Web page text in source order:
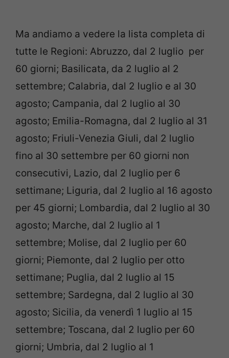
Ma andiamo a vedere la lista completa di
tutte le Regioni: Abruzzo, dal 2 luglio per
60 giorni; Basilicata, da 2 luglio al 2
settembre; Calabria, dal 2 luglio e al 30
agosto; Campania, dal 2 luglio al 30
agosto; Emilia-Romagna, dal 2 luglio al 31
agosto; Friuli-Venezia Giuli, dal 2 luglio
fino al 30 settembre per 60 giorni non
consecutivi, Lazio, dal 2 luglio per 6
settimane; Liguria, dal 2 luglio al 16 agosto
per 45 giorni; Lombardia, dal 2 luglio al 30
agosto; Marche, dal 2 luglio al 1
settembre; Molise, dal 2 luglio per 60
giorni; Piemonte, dal 2 luglio per otto
settimane; Puglia, dal 2 luglio al 15
settembre; Sardegna, dal 2 luglio al 30
agosto; Sicilia, da venerdì 1 luglio al 15
settembre; Toscana, dal 2 luglio per 60
giorni; Umbria, dal 2 luglio al 1